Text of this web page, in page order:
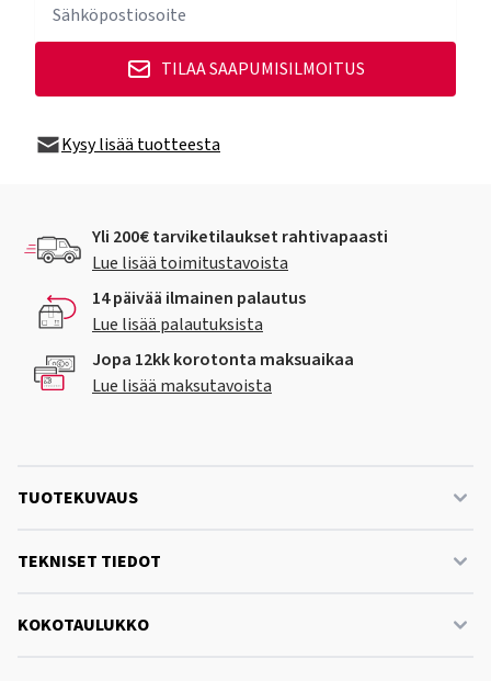
TILAA SAAPUMISILMOITUS
Kysy lisää tuotteesta
Yli 200€ tarviketilaukset rahtivapaasti
Lue lisää toimitustavoista
14 päivää ilmainen palautus
Lue lisää palautuksista
Jopa 12kk korotonta maksuaikaa
Lue lisää maksutavoista
TUOTEKUVAUS
TEKNISET TIEDOT
KOKOTAULUKKO